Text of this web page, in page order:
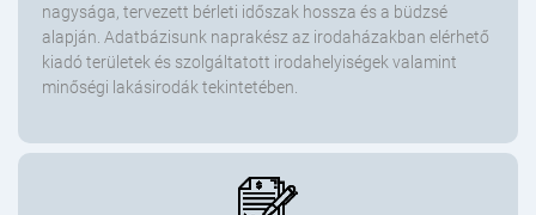
nagysága, tervezett bérleti időszak hossza és a büdzsé
alapján. Adatbázisunk naprakész az irodaházakban elérhető
kiadó területek és szolgáltatott irodahelyiségek valamint
minőségi lakásirodák tekintetében.